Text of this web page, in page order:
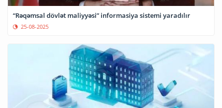
“Rəqəmsal dövlət maliyyəsi” informasiya sistemi yaradılır
25-08-2025